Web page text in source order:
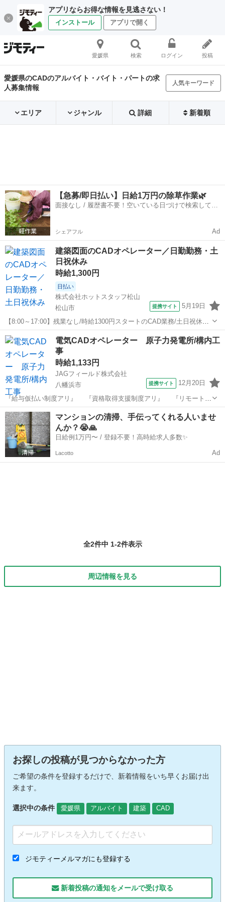
アプリならお得な情報を見逃さない！
インストール アプリで開く
愛媛県 検索 ログイン 投稿
愛媛県のCADのアルバイト・バイト・パートの求
人募集情報
人気キーワード
エリア ジャンル 詳細 新着順
【急募/即日払い】日給1万円の除草作業🌿
面接なし / 履歴書不要！空いている日づけで検索して即
シェアフル Ad
建築図面のCADオペレーター／日勤勤務・土
日祝休み
時給1,300円
日払い
株式会社ホットスタッフ松山
松山市
提携サイト 5月19日
【8:00～17:00】残業なし/時給1300円スタートのCAD業務/土日祝休み/
正社員登用のチャンスあり 【仕事内容】
—————————————————————— ◆◆ お仕事内容
の概要 ◆◆ ———————————...
愛媛 CAD
電気CADオペレーター 原子力発電所/構内工
事
時給1,133円
JAGフィールド株式会社
八幡浜市
提携サイト 12月20日
『給与仮払い制度アリ』 『資格取得支援制度アリ』 『リモート面
談 随時実施！』 『TEL・WEB・チャットで応募OK！』 4名体制で
行なう発電所内の改修工事です。 現場事務所にてCADオペレーターを
募集！ 【担...
愛媛 八幡浜市
マンションの清掃、手伝ってくれる人いませ
んか？😭🙏
日給例1万円〜 / 登録不要！高時給求人多数✨
Lacotto Ad
全2件中 1-2件表示
周辺情報を見る
お探しの投稿が見つからなかった方
ご希望の条件を登録するだけで、新着情報をいち早くお届け出
来ます。
選択中の条件 愛媛県 アルバイト 建築 CAD
ジモティーメルマガにも登録する
新着投稿の通知をメールで受け取る